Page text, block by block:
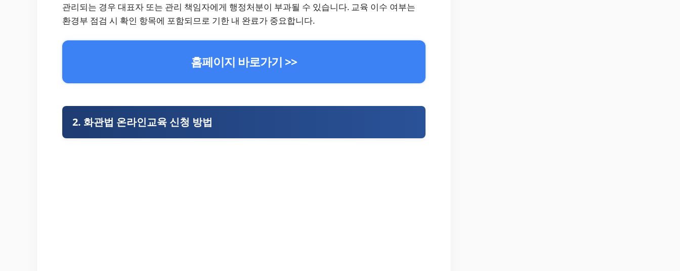
관리되는 경우 대표자 또는 관리 책임자에게 행정처분이 부과될 수 있습니다. 교육 이수 여부는
환경부 점검 시 확인 항목에 포함되므로 기한 내 완료가 중요합니다.
홈페이지 바로가기 >>
2. 화관법 온라인교육 신청 방법